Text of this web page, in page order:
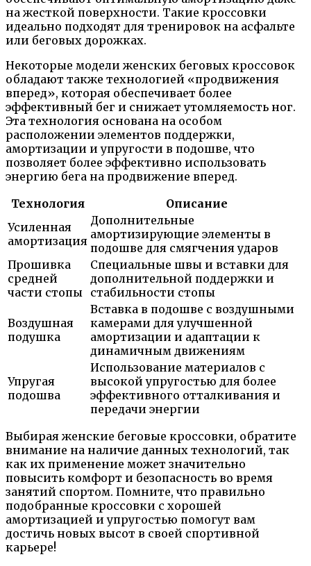
на жесткой поверхности. Такие кроссовки
идеально подходят для тренировок на асфальте
или беговых дорожках.
Некоторые модели женских беговых кроссовок
обладают также технологией «продвижения
вперед», которая обеспечивает более
эффективный бег и снижает утомляемость ног.
Эта технология основана на особом
расположении элементов поддержки,
амортизации и упругости в подошве, что
позволяет более эффективно использовать
энергию бега на продвижение вперед.
Технология
Описание
Усиленная
амортизация
Дополнительные
амортизирующие элементы в
подошве для смягчения ударов
Прошивка
средней
части стопы
Специальные швы и вставки для
дополнительной поддержки и
стабильности стопы
Воздушная
подушка
Вставка в подошве с воздушными
камерами для улучшенной
амортизации и адаптации к
динамичным движениям
Упругая
подошва
Использование материалов с
высокой упругостью для более
эффективного отталкивания и
передачи энергии
Выбирая женские беговые кроссовки, обратите
внимание на наличие данных технологий, так
как их применение может значительно
повысить комфорт и безопасность во время
занятий спортом. Помните, что правильно
подобранные кроссовки с хорошей
амортизацией и упругостью помогут вам
достичь новых высот в своей спортивной
карьере!